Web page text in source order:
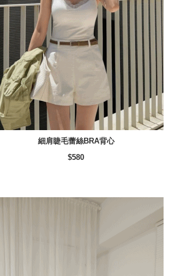
細肩睫毛蕾絲BRA背心
$580